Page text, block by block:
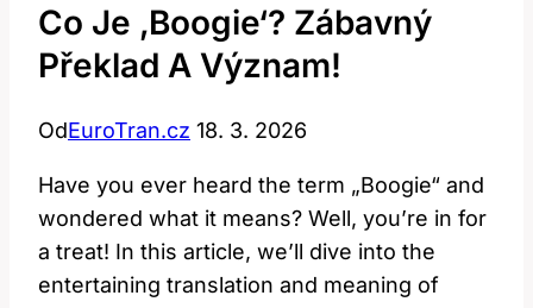
Co Je ‚boogie‘? Zábavný
Překlad A Význam!
OdEuroTran.cz 18. 3. 2026
Have you ever heard the term „Boogie“ and
wondered what it means? Well, you’re in for
a treat! In this article, we’ll dive into the
entertaining translation and meaning of